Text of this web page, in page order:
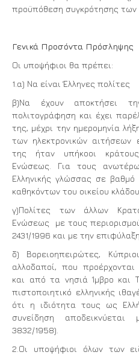
προϋπόθεση συγκρότησης των
Γενικά Προσόντα Πρόσληψης
Οι υποψήφιοι θα πρέπει:
1.α) Να είναι Έλληνες πολίτες
β)Να έχουν αποκτήσει
πολιτογράφηση και έχει
της, μέχρι την ημερομηνία
των ηλεκτρονικών αιτήσεων
της ήταν υπήκοοι
Ενώσεως. Για τους
Ελληνικής γλώσσας σε
καθηκόντων του οικείου κλάδου.
γ)Πολίτες των άλλων
Ενώσεως με τους
2431/1996 και με την
δ) Βορειοηπειρώτες,
αλλοδαποί, που
και από τα νησιά Ίμβρο και
πιστοποιητικό ελληνικής
ότι η ιδιότητα τους ως
συνείδηση
3832/1958).
2.Οι υποψήφιοι όλων των